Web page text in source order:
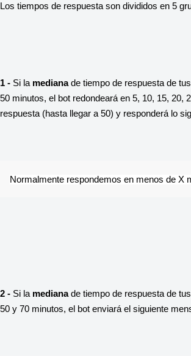
Los tiempos de respuesta son divididos en 5
1 - Si la mediana de tiempo de respuesta de
50 minutos, el bot redondeará en 5, 10, 15, 20,
respuesta (hasta llegar a 50) y responderá lo
Normalmente respondemos en menos de X
2 - Si la mediana de tiempo de respuesta de
50 y 70 minutos, el bot enviará el siguiente